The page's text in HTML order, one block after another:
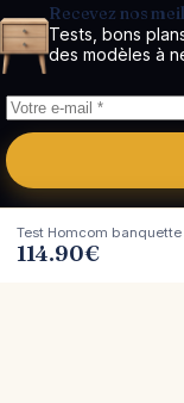
Recevez nos
Tests, bons
des modèles à
114.90€